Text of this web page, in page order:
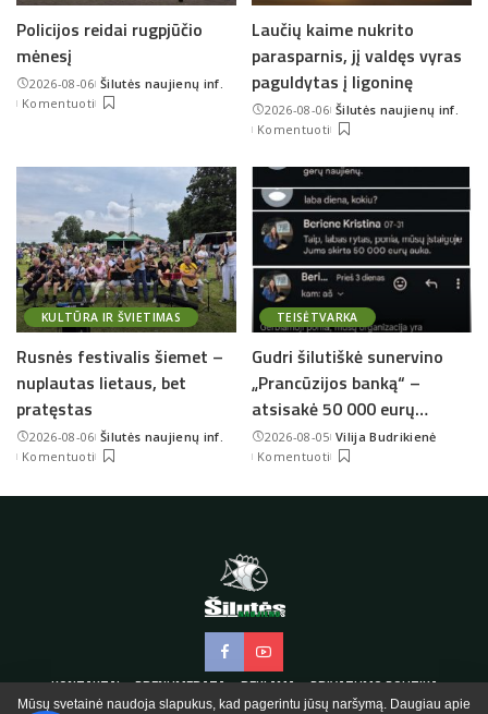
Policijos reidai rugpjūčio
mėnesį
2026-08-06Posted
by
Šilutės naujienų inf.
Komentuoti
Laučių kaime nukrito
parasparnis, jį valdęs vyras
paguldytas į ligoninę
2026-08-06Posted
by
Šilutės naujienų inf.
Komentuoti
KULTŪRA IR ŠVIETIMAS
Rusnės festivalis šiemet –
nuplautas lietaus, bet
pratęstas
2026-08-06Posted
by
Šilutės naujienų inf.
Komentuoti
TEISĖTVARKA
Gudri šilutiškė sunervino
„Prancūzijos banką“ –
atsisakė 50 000 eurų…
2026-08-05Posted
by
Vilija Budrikienė
Komentuoti
KONTAKTAI PRENUMERATA REKLAMA PRIVATUMO POLITIKA
Mūsų svetainė naudoja slapukus, kad pagerintu jūsų naršymą. Daugiau apie